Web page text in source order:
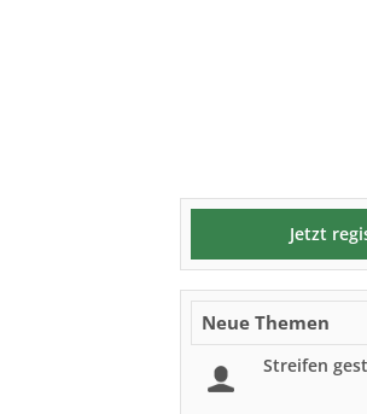
Jetzt
Neue Themen
Streifen